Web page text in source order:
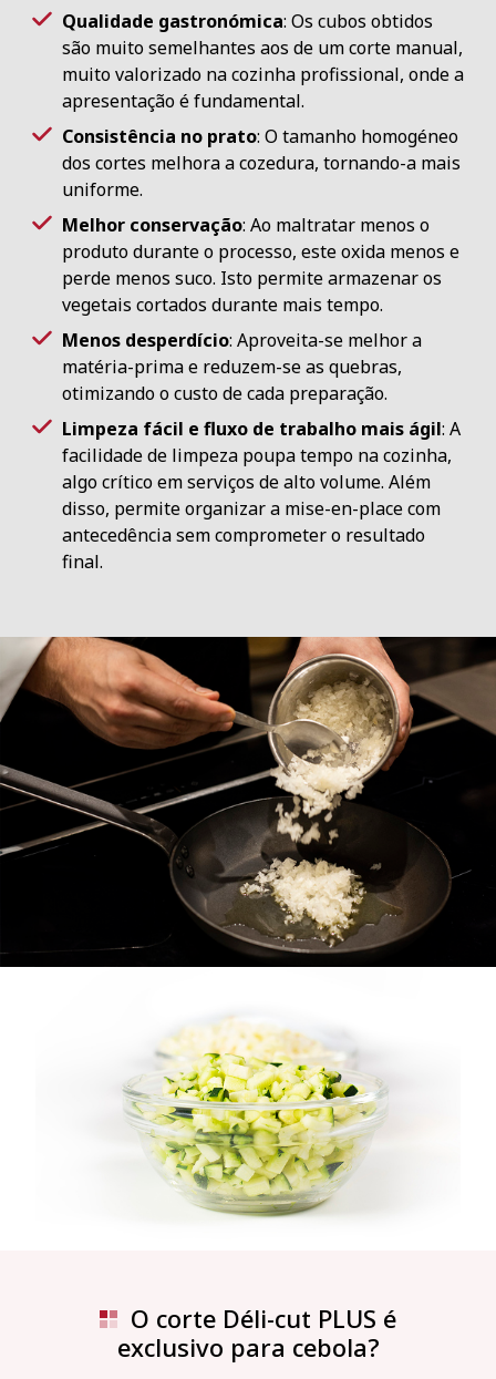
Qualidade gastronómica: Os cubos obtidos
são muito semelhantes aos de um corte manual,
muito valorizado na cozinha profissional, onde a
apresentação é fundamental.
Consistência no prato: O tamanho homogéneo
dos cortes melhora a cozedura, tornando-a mais
uniforme.
Melhor conservação: Ao maltratar menos o
produto durante o processo, este oxida menos e
perde menos suco. Isto permite armazenar os
vegetais cortados durante mais tempo.
Menos desperdício: Aproveita-se melhor a
matéria-prima e reduzem-se as quebras,
otimizando o custo de cada preparação.
Limpeza fácil e fluxo de trabalho mais ágil: A
facilidade de limpeza poupa tempo na cozinha,
algo crítico em serviços de alto volume. Além
disso, permite organizar a mise-en-place com
antecedência sem comprometer o resultado
final.
O corte Déli-cut PLUS é
exclusivo para cebola?